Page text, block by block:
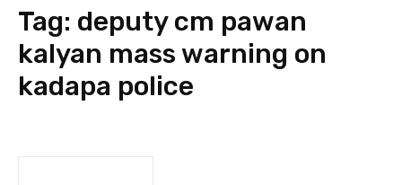
Tag: deputy cm pawan
kalyan mass warning on
kadapa police